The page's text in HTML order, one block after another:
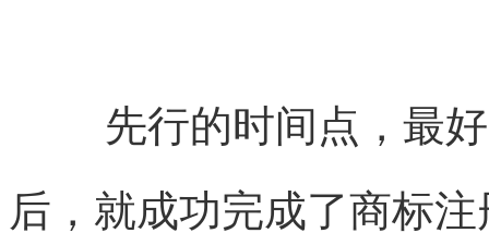
先行的时间点，最
后，就成功完成了商标